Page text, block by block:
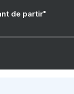
de partir"